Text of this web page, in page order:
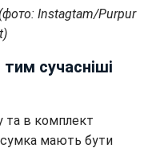
Instagtam/Purpur
сучасніші
та в комплект
сумка мають бути